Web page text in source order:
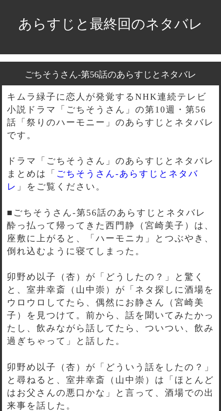
あらすじと最終回のネタバレ
ごちそうさん-第56話のあらすじとネタバレ
キムラ緑子に恋人が発覚するNHK連続テレビ
小説ドラマ「ごちそうさん」の第10週・第56
話「祭りのハーモニー」のあらすじとネタバレ
です。
ドラマ「ごちそうさん」のあらすじとネタバレ
まとめは「 ごちそうさん-あらすじとネタバ
レ 」をご覧ください。
■ごちそうさん-第56話のあらすじとネタバレ
酔っ払って帰ってきた西門静（宮崎美子）は、
座敷に上がると、「ハーモニカ」とつぶやき、
倒れ込むように寝てしまった。
卯野め以子（杏）が「どうしたの？」と驚く
と、室井幸斎（山中崇）が「ネタ探しに酒場を
ウロウロしてたら、偶然にお静さん（宮崎美
子）を見つけて。前から、話を聞いてみたかっ
たし、飲みながら話してたら、ついつい、飲み
過ぎちゃって」と話した。
卯野め以子（杏）が「どういう話をしたの？」
と尋ねると、室井幸斎（山中崇）は「ほとんど
はお父さんの悪口かな」と言って、酒場での出
来事を話した。